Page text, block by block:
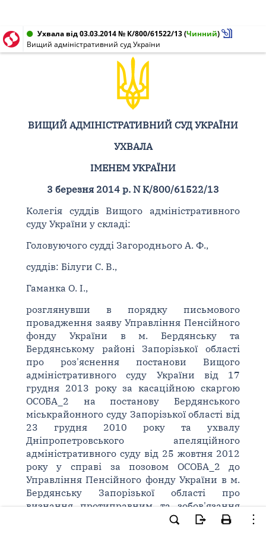
Ухвала від 03.03.2014 № К/800/61522/13(Чинний)
Вищий адміністративний суд України
ВИЩИЙ АДМІНІСТРАТИВНИЙ СУД УКРАЇНИ
УХВАЛА
ІМЕНЕМ УКРАЇНИ
3 березня 2014 р. N К/800/61522/13
Колегія суддів Вищого адміністративного
суду України у складі:
Головуючого судді Загороднього А. Ф.,
суддів: Білуги С. В.,
Гаманка О. І.,
розглянувши в порядку письмового
провадження заяву Управління Пенсійного
фонду України в м. Бердянську та
Бердянському районі Запорізької області
про роз'яснення постанови Вищого
адміністративного суду України від 17
грудня 2013 року за касаційною скаргою
ОСОБА_2 на постанову Бердянського
міськрайонного суду Запорізької області від
23 грудня 2010 року та ухвалу
Дніпропетровського апеляційного
адміністративного суду від 25 жовтня 2012
року у справі за позовом ОСОБА_2 до
Управління Пенсійного фонду України в м.
Бердянську Запорізької області про
визнання протиправним та зобов'язання